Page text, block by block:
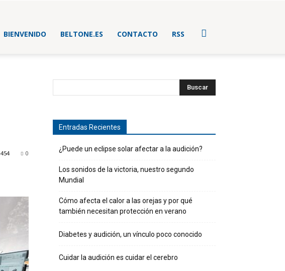
BIENVENIDO BELTONE.ES CONTACTO RSS
0
454
Entradas Recientes
¿Puede un eclipse solar afectar a la audición?
Los sonidos de la victoria, nuestro segundo
Mundial
Cómo afecta el calor a las orejas y por qué
también necesitan protección en verano
Diabetes y audición, un vínculo poco conocido
Cuidar la audición es cuidar el cerebro